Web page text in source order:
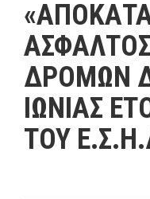
ΔΡΟΜΩΝ
ΙΩΝΙΑΣ
ΤΟΥ